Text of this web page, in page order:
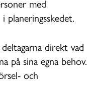
med
direkt vad
på sina egna behov.
och